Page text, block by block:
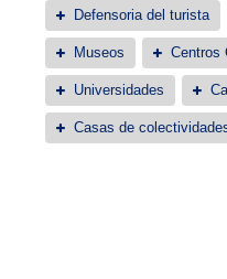
Defensoria del turista
Museos Centros
Universidades
Casas de